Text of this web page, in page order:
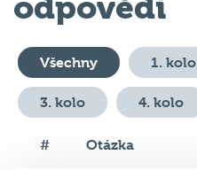
Všechny 1. kolo
3. kolo 4. kolo
# Otázka